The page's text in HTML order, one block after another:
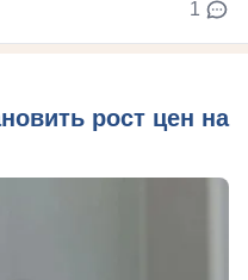
1
рост цен на